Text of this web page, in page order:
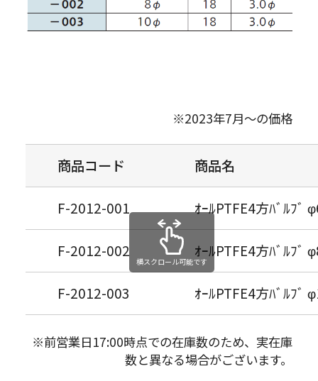
※2023年7月～の価格
商品コード 商品名
F-2012-001 ｵｰﾙPTFE4方ﾊﾞﾙﾌﾞ
F-2012-002 ｵｰﾙPTFE4方ﾊﾞﾙﾌﾞ
F-2012-003 ｵｰﾙPTFE4方ﾊﾞﾙﾌﾞ
横スクロール可能です
※前営業日17:00時点での在庫数のため、実在庫
数と異なる場合がございます。